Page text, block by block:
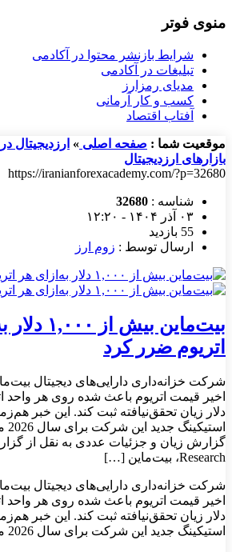
منوی فوتر
شرایط بازنشر محتوا در آکادمی
تبلیغات در آکادمی
مدیای رمزارز
کسب و کار آرمانی
آفتاب اقتصاد
موقعیت شما : صفحه اصلی » ارزدیجیتال
بازارهای ارزدیجیتال
https://iranianforexacademy.com/?p=32680
شناسه : 32680
۰۳ آذر ۱۴۰۴ - ۱۲:۲۰
55 بازدید
ارسال توسط : زوم ارز
بیت‌ماین بیش
اتریوم ضرر کرد
شرکت خزانه‌داری دارایی‌های دیجیتال
دلار زیان تحقق‌نیافته ثبت کند. این خبر
Research، بیت‌ماین […]
شرکت خزانه‌داری دارایی‌های دیجیتال
دلار زیان تحقق‌نیافته ثبت کند. این خبر
استیکینگ جدید این شرکت برای سال 2026 منتشر شده است.